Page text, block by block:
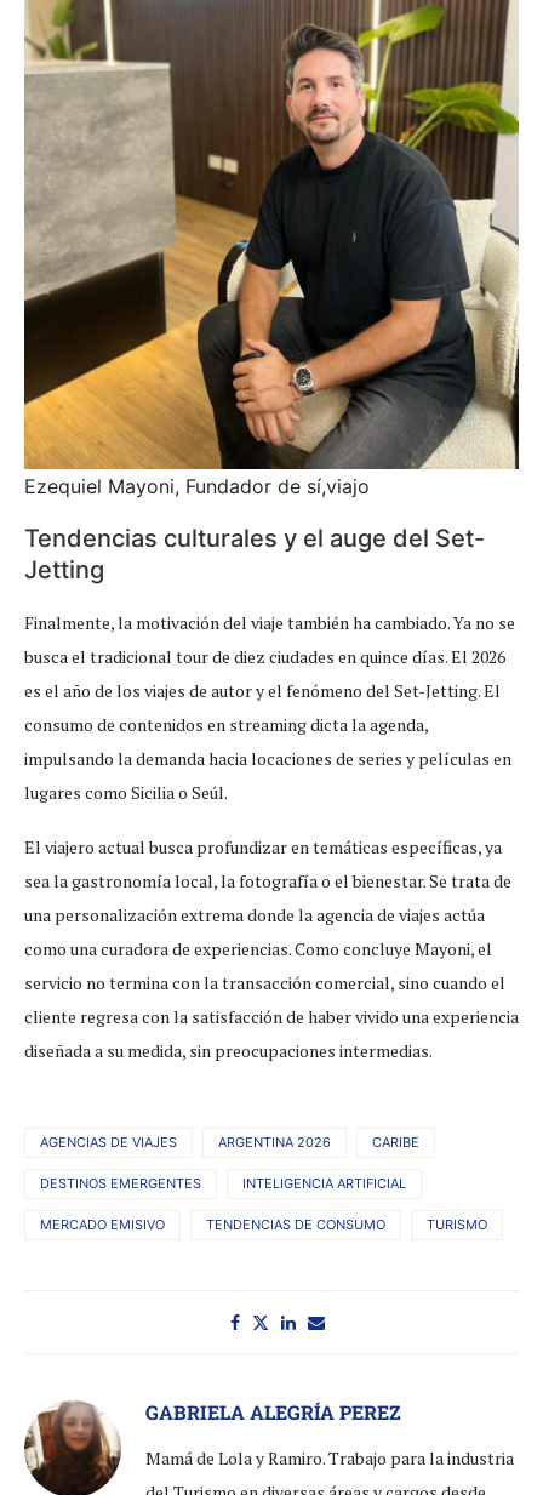
Ezequiel Mayoni, Fundador de sí,viajo
Tendencias culturales y el auge del Set-
Jetting
Finalmente, la motivación del viaje también ha cambiado. Ya no se
busca el tradicional tour de diez ciudades en quince días. El 2026
es el año de los viajes de autor y el fenómeno del Set-Jetting. El
consumo de contenidos en streaming dicta la agenda,
impulsando la demanda hacia locaciones de series y películas en
lugares como Sicilia o Seúl.
El viajero actual busca profundizar en temáticas específicas, ya
sea la gastronomía local, la fotografía o el bienestar. Se trata de
una personalización extrema donde la agencia de viajes actúa
como una curadora de experiencias. Como concluye Mayoni, el
servicio no termina con la transacción comercial, sino cuando el
cliente regresa con la satisfacción de haber vivido una experiencia
diseñada a su medida, sin preocupaciones intermedias.
AGENCIAS DE VIAJES ARGENTINA 2026 CARIBE
DESTINOS EMERGENTES INTELIGENCIA ARTIFICIAL
MERCADO EMISIVO TENDENCIAS DE CONSUMO TURISMO
GABRIELA ALEGRÍA PEREZ
Mamá de Lola y Ramiro. Trabajo para la industria